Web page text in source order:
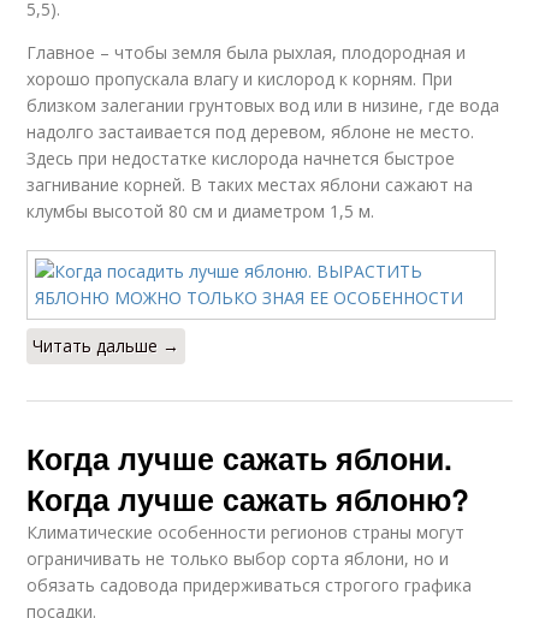
5,5).
Главное – чтобы земля была рыхлая, плодородная и
хорошо пропускала влагу и кислород к корням. При
близком залегании грунтовых вод или в низине, где вода
надолго застаивается под деревом, яблоне не место.
Здесь при недостатке кислорода начнется быстрое
загнивание корней. В таких местах яблони сажают на
клумбы высотой 80 см и диаметром 1,5 м.
Читать дальше →
Когда лучше сажать яблони.
Когда лучше сажать яблоню?
Климатические особенности регионов страны могут
ограничивать не только выбор сорта яблони, но и
обязать садовода придерживаться строгого графика
посадки.